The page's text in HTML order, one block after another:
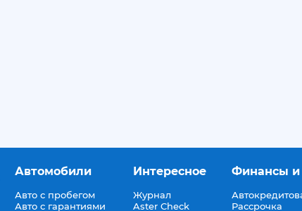
Автомобили
Авто с пробегом
Авто с гарантиями
Интересное
Журнал
Aster Check
Финансы и
Рассрочка